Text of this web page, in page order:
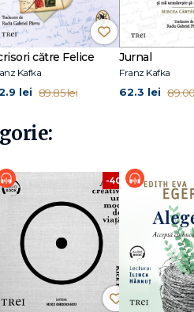
către Felice
Kafka
lei 89.85 lei
Jurnal
Franz Kafka
62.3 lei
-40%